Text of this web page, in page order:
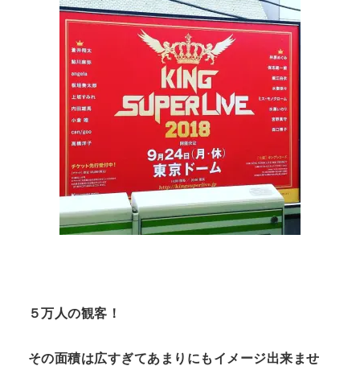
５万人の観客！
その面積は広すぎてあまりにもイメージ出来ませ